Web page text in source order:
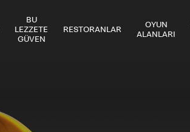
BU
LEZZETE
GÜVEN
RESTORANLAR
OYUN
ALANLARI